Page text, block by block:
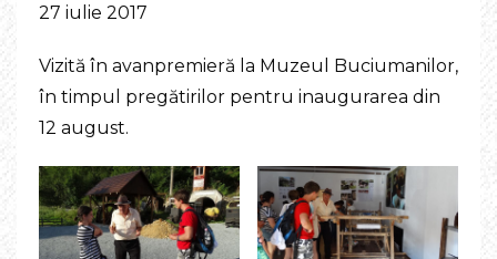
27 iulie 2017
Vizită în avanpremieră la Muzeul Buciumanilor,
în timpul pregătirilor pentru inaugurarea din
12 august.